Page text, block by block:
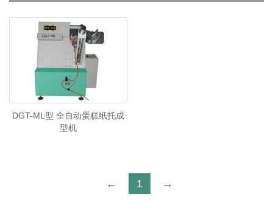
DGT-ML型 全自动蛋糕纸托成
型机
← 1 →